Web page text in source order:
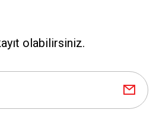
olabilirsiniz.